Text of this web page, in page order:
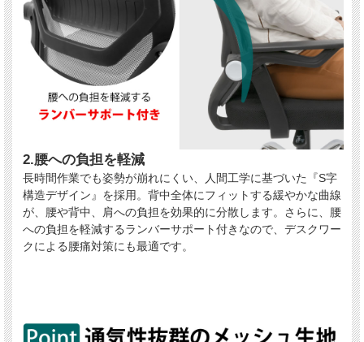
2.腰への負担を軽減
長時間作業でも姿勢が崩れにくい、人間工学に基づいた『S字
構造デザイン』を採用。背中全体にフィットする緩やかな曲線
が、腰や背中、肩への負担を効果的に分散します。さらに、腰
への負担を軽減するランバーサポート付きなので、デスクワー
クによる腰痛対策にも最適です。